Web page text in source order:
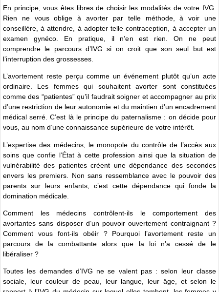
En principe, vous êtes libres de choisir les modalités de votre IVG.
Rien ne vous oblige à avorter par telle méthode, à voir une
conseillère, à attendre, à adopter telle contraception, à accepter un
examen gynéco. En pratique, il n’en est rien. On ne peut
comprendre le parcours d’IVG si on croit que son seul but est
l’interruption des grossesses.
L’avortement reste perçu comme un événement plutôt qu’un acte
ordinaire. Les femmes qui souhaitent avorter sont constituées
comme des “patientes” qu’il faudrait soigner et accompagner au prix
d’une restriction de leur autonomie et du maintien d’un encadrement
médical serré. C’est là le principe du paternalisme : on décide pour
vous, au nom d’une connaissance supérieure de votre intérêt.
L’expertise des médecins, le monopole du contrôle de l’accès aux
soins que confie l’État à cette profession ainsi que la situation de
vulnérabilité des patientes créent une dépendance des secondes
envers les premiers. Non sans ressemblance avec le pouvoir des
parents sur leurs enfants, c’est cette dépendance qui fonde la
domination médicale.
Comment les médecins contrôlent-ils le comportement des
avortantes sans disposer d’un pouvoir ouvertement contraignant ?
Comment vous font-ils obéir ? Pourquoi l’avortement reste un
parcours de la combattante alors que la loi n’a cessé de le
libéraliser ?
Toutes les demandes d’IVG ne se valent pas : selon leur classe
sociale, leur couleur de peau, leur langue, leur âge, et selon le